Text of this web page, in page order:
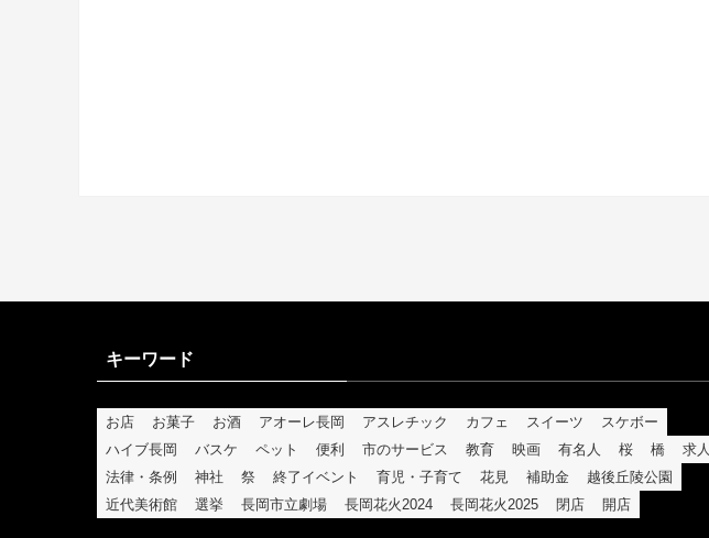
キーワード
お店 お菓子 お酒 アオーレ長岡 アスレチック カフェ スイーツ
スケボー
ハイブ長岡
バスケ ペット 便利 市のサービス 教育 映画 有名人 桜 橋
求人
法律・条例
神社 祭 終了イベント 育児・子育て 花見 補助金
越後丘陵公園
近代美術館
選挙 長岡市立劇場 長岡花火2024 長岡花火2025 閉店 開店